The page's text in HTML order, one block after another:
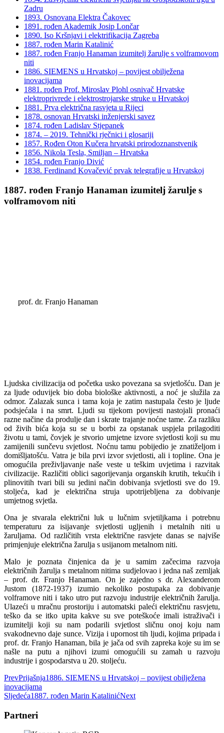
Zadru
1893. Osnovana Elektra Čakovec
1891. rođen Akademik Josip Lončar
1890. Iso Kršnjavi i elektrifikacija Zagreba
1887. rođen Marin Katalinić
1887. rođen Franjo Hanaman izumitelj žarulje s volframovom
niti
1886. SIEMENS u Hrvatskoj – povijest obilježena
inovacijama
1881. rođen Prof. Miroslav Plohl osnivač Hrvatske
elektroprivrede i elektrostrojarske struke u Hrvatskoj
1881. Prva električna rasvjeta u Rijeci
1878. osnovan Hrvatski inženjerski savez
1874. rođen Ladislav Stjepanek
1874. – 2019. Tehnički rječnici i glosariji
1857. Rođen Oton Kučera hrvatski prirodoznanstvenik
1856. Nikola Tesla, Smiljan – Hrvatska
1854. rođen Franjo Divić
1838. Ferdinand Kovačević prvak telegrafije u Hrvatskoj
1887. rođen Franjo Hanaman izumitelj žarulje s
volframovom niti
prof. dr. Franjo Hanaman
Ljudska civilizacija od početka usko povezana sa svjetlošću. Dan je
za ljude oduvijek bio doba biološke aktivnosti, a noć je služila za
odmor. Zalazak sunca i tama koja je zatim nastupala često je ljude
podsjećala i na smrt. Ljudi su tijekom povijesti nastojali pronaći
razne načine da produlje dan i skrate trajanje noćne tame. Za razliku
od živih bića koja su se u borbi za opstanak uspjela prilagoditi
životu u tami, čovjek je stvorio umjetne izvore svjetlosti koji su mu
zamijenili sunčevu svjetlost. Noćnu tamu pobijedio je znatiželjom i
domišljatošću. Vatra je bila prvi izvor svjetlosti, ali i topline. Ona je
omogućila preživljavanje naše veste u teškim uvjetima i razvitak
civilizacije. Različiti oblici sagorijevanja organskih krutih, tekućih i
plinovitih tvari bili su jedini način dobivanja svjetlosti sve do 19.
stoljeća, kad je električna struja upotrijebljena za dobivanje
umjetnog svjetla.
Ona je stvarala električni luk u lučnim svjetiljkama i potrebnu
temperaturu za isijavanje svjetlosti ugljenih i metalnih niti u
žaruljama. Od različitih vrsta električne rasvjete danas se najviše
primjenjuje električna žarulja s usijanom metalnom niti.
Malo je poznata činjenica da je u samim začecima razvoja
električnih žarulja s metalnom nitima sudjelovao i jedna naš zemljak
– prof. dr. Franjo Hanaman. On je zajedno s dr. Alexanderom
Justom (1872-1937) izumio nekoliko postupaka za dobivanje
volframove niti i tako utro put razvoju industrije električnih žarulja.
Ulazeći u mračnu prostoriju i automatski paleći električnu rasvjetu,
teško da se itko upita kakve su sve poteškoće imali istraživači i
izumitelji koji su nam podarili svjetlost sličnu onoj koju nam
svakodnevno daje sunce. Vizija i upornost tih ljudi, kojima pripada i
prof. dr. Franjo Hanaman, bila je jača od svih zapreka koje su im se
našle na putu a njihovi izumi omogućili su zamah u razvoju
industrije i gospodarstva u 20. stoljeću.
PrevPrijašnja1886. SIEMENS u Hrvatskoj – povijest obilježena
inovacijama
Sljedeća1887. rođen Marin KatalinićNext
Partneri